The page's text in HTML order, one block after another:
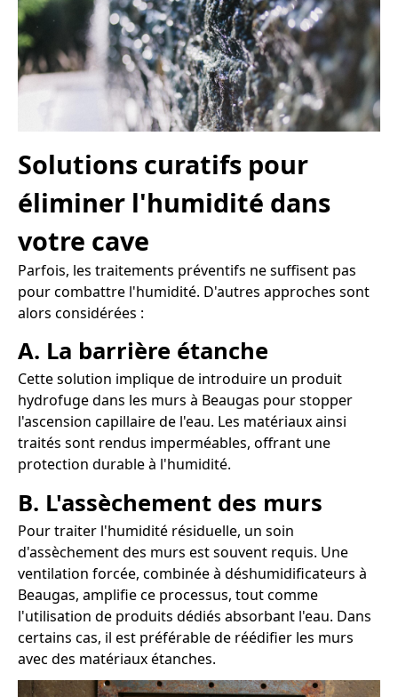
Solutions curatifs pour
éliminer l'humidité dans
votre cave
Parfois, les traitements préventifs ne suffisent pas
pour combattre l'humidité. D'autres approches sont
alors considérées :
A. La barrière étanche
Cette solution implique de introduire un produit
hydrofuge dans les murs à Beaugas pour stopper
l'ascension capillaire de l'eau. Les matériaux ainsi
traités sont rendus imperméables, offrant une
protection durable à l'humidité.
B. L'assèchement des murs
Pour traiter l'humidité résiduelle, un soin
d'assèchement des murs est souvent requis. Une
ventilation forcée, combinée à déshumidificateurs à
Beaugas, amplifie ce processus, tout comme
l'utilisation de produits dédiés absorbant l'eau. Dans
certains cas, il est préférable de réédifier les murs
avec des matériaux étanches.